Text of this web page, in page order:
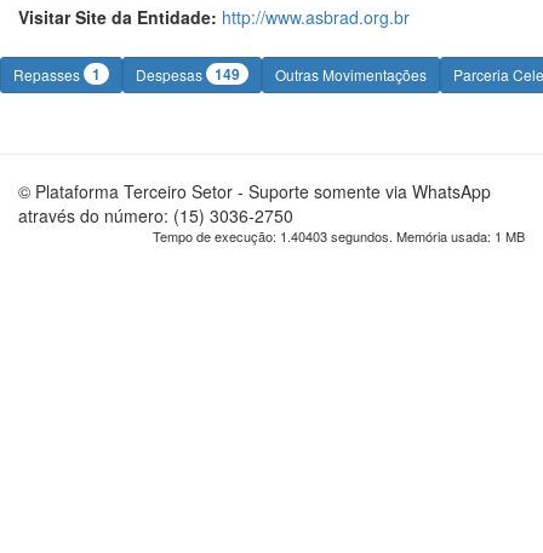
Visitar Site da Entidade: http://www.asbrad.org.br
Repasses 1 Despesas 149 Outras Movimentações Parceria
© Plataforma Terceiro Setor - Suporte somente via WhatsApp
através do número: (15) 3036-2750
Tempo de execução: 1.40403 segundos. Memória usada: 1 MB